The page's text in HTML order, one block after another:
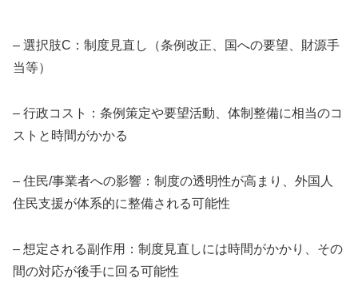
– 選択肢C：制度見直し（条例改正、国への要望、財源手
当等）
– 行政コスト：条例策定や要望活動、体制整備に相当のコ
ストと時間がかかる
– 住民/事業者への影響：制度の透明性が高まり、外国人
住民支援が体系的に整備される可能性
– 想定される副作用：制度見直しには時間がかかり、その
間の対応が後手に回る可能性